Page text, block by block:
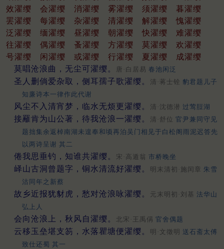
效濯缨
会濯缨 消濯缨 雾濯缨 须濯缨
暮濯缨
罢濯缨
每濯缨 杂濯缨 清濯缨 解濯缨
愧濯缨
泛濯缨
缅濯缨 昼濯缨 朝濯缨 快濯缨
难濯缨
往濯缨
偶濯缨 蚤濯缨 方濯缨 莫濯缨
欢濯缨
号濯缨
闲濯缨 或濯缨 行濯缨 夏濯缨
成濯缨
莫唱沧浪曲，无尘可濯缨。
唐·白居易 春池闲泛
圣人删倘爱杂取，侧耳孺子歌濯缨。 清·蒋士铨 豹君题儿子
知廉诗本一律作此代谢
风尘不入清宵梦，临水无烦更濯缨。 清·沈德潜 过莺脰湖
接䍦肯为山公著，待我沧浪一濯缨。 清·舒位 官尹兼同守见
题拙集余返棹南湖未遑奉和顷再泊吴门相见于白松阁雨泥迟答先
以两诗呈谢 其二
倦我思垂钓，知谁共濯缨。 宋·高遁翁 市桥晚坐
峄山古洞曾题字，铜水清流好濯缨。 明末清初·施闰章 朱雪
沽同年之新蔡
故乡近报犹豺虎，愁对沧浪咏濯缨。 元末明初·刘基 法华山
弘上人
会向沧浪上，秋风自濯缨。 北宋·王禹偁 官舍偶题
云移玉垒堪支笏，水落瞿塘便濯缨。 明·文徵明 送石斋太傅
致仕还蜀 其一